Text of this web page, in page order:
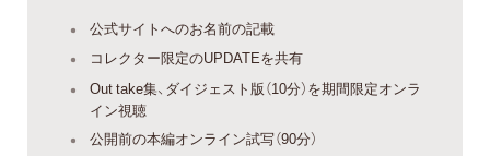
公式サイトへのお名前の記載
コレクター限定のUPDATEを共有
Out take集、ダイジェスト版（10分）を期間限定オンラ
イン視聴
公開前の本編オンライン試写（90分）